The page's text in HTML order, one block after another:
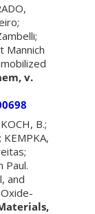
Mannich
v.
B.;
KEMPKA,
Paul.
and